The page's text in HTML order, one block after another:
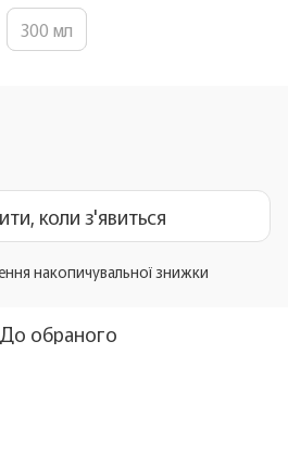
300 мл
коли з'явиться
накопичувальної знижки
До обраного